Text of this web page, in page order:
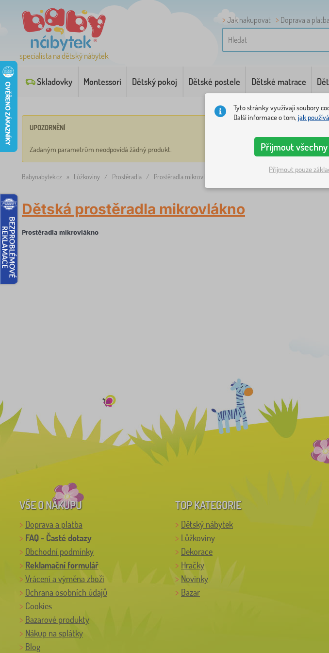
specialista na dětský nábytek
Jak nakupovat Doprava a platba
Skladovky Montessori Dětský pokoj Dětské postele Dětské matrace
UPOZORNĚNÍ
Zadaným parametrům neodpovídá žádný produkt.
Babynabytek.cz » Lůžkoviny / Prostěradla / Prostěradla mikrovlákno
Dětská prostěradla mikrovlákno
Prostěradla mikrovlákno
VŠE O NÁKUPU
Doprava a platba
FAQ - Časté dotazy
Obchodní podmínky
Reklamační formulář
Vrácení a výměna zboží
Ochrana osobních údajů
Cookies
Bazarové produkty
Nákup na splátky
Blog
TOP KATEGORIE
Dětský nábytek
Lůžkoviny
Dekorace
Hračky
Novinky
Bazar
Tyto stránky využívají soubory
Další informace o tom, jak
Přijmout
Přijmout pouze